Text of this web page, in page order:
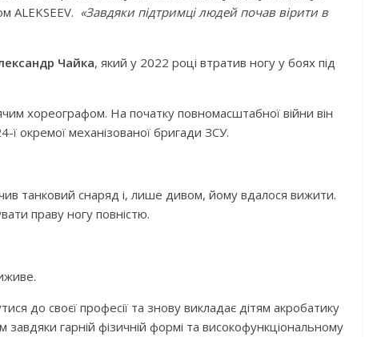
ALEKSEEV. «Завдяки підтримці людей почав вірити в
Чайка, який у 2022 році втратив ногу у боях під
хореографом. На початку повномасштабної війни він
ї окремої механізованої бригади ЗСУ.
танковий снаряд і, лише дивом, йому вдалося вижити.
праву ногу повністю.
до своєї професії та знову викладає дітям акробатику
гарній фізичній формі та високофункціональному